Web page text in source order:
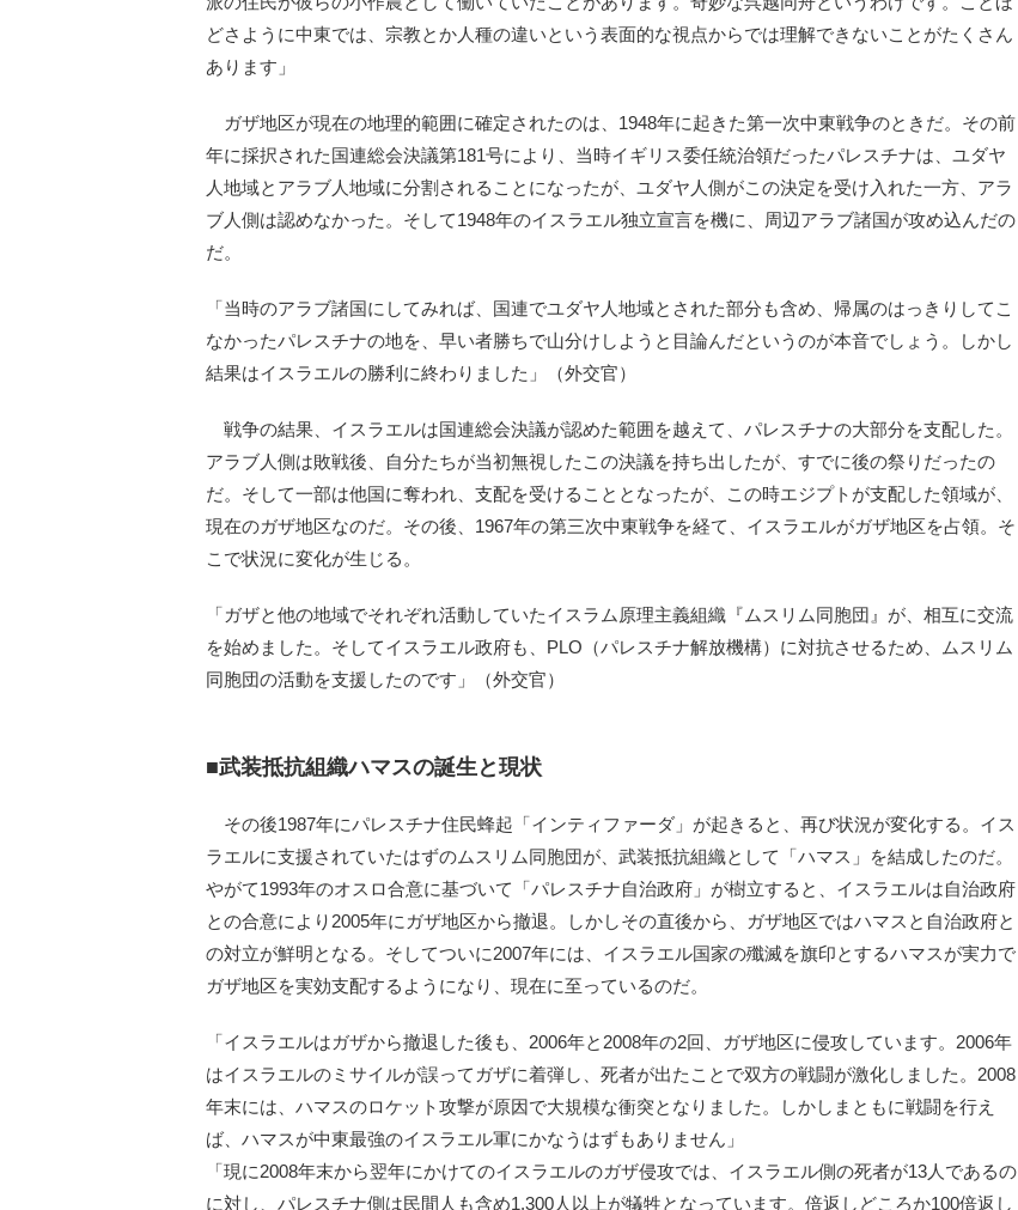
どさように中東では、宗教とか人種の違いという表面的な視点からでは理解できないことがたくさん
あります」
ガザ地区が現在の地理的範囲に確定されたのは、1948年に起きた第一次中東戦争のときだ。その前
年に採択された国連総会決議第181号により、当時イギリス委任統治領だったパレスチナは、ユダヤ
人地域とアラブ人地域に分割されることになったが、ユダヤ人側がこの決定を受け入れた一方、アラ
ブ人側は認めなかった。そして1948年のイスラエル独立宣言を機に、周辺アラブ諸国が攻め込んだの
だ。
「当時のアラブ諸国にしてみれば、国連でユダヤ人地域とされた部分も含め、帰属のはっきりしてこ
なかったパレスチナの地を、早い者勝ちで山分けしようと目論んだというのが本音でしょう。しかし
結果はイスラエルの勝利に終わりました」（外交官）
戦争の結果、イスラエルは国連総会決議が認めた範囲を越えて、パレスチナの大部分を支配した。
アラブ人側は敗戦後、自分たちが当初無視したこの決議を持ち出したが、すでに後の祭りだったの
だ。そして一部は他国に奪われ、支配を受けることとなったが、この時エジプトが支配した領域が、
現在のガザ地区なのだ。その後、1967年の第三次中東戦争を経て、イスラエルがガザ地区を占領。そ
こで状況に変化が生じる。
「ガザと他の地域でそれぞれ活動していたイスラム原理主義組織『ムスリム同胞団』が、相互に交流
を始めました。そしてイスラエル政府も、PLO（パレスチナ解放機構）に対抗させるため、ムスリム
同胞団の活動を支援したのです」（外交官）
■武装抵抗組織ハマスの誕生と現状
その後1987年にパレスチナ住民蜂起「インティファーダ」が起きると、再び状況が変化する。イス
ラエルに支援されていたはずのムスリム同胞団が、武装抵抗組織として「ハマス」を結成したのだ。
やがて1993年のオスロ合意に基づいて「パレスチナ自治政府」が樹立すると、イスラエルは自治政府
との合意により2005年にガザ地区から撤退。しかしその直後から、ガザ地区ではハマスと自治政府と
の対立が鮮明となる。そしてついに2007年には、イスラエル国家の殲滅を旗印とするハマスが実力で
ガザ地区を実効支配するようになり、現在に至っているのだ。
「イスラエルはガザから撤退した後も、2006年と2008年の2回、ガザ地区に侵攻しています。2006年
はイスラエルのミサイルが誤ってガザに着弾し、死者が出たことで双方の戦闘が激化しました。2008
年末には、ハマスのロケット攻撃が原因で大規模な衝突となりました。しかしまともに戦闘を行え
ば、ハマスが中東最強のイスラエル軍にかなうはずもありません」
「現に2008年末から翌年にかけてのイスラエルのガザ侵攻では、イスラエル側の死者が13人であるの
に対し、パレスチナ側は民間人も含め1,300人以上が犠牲となっています。倍返しどころか100倍返し